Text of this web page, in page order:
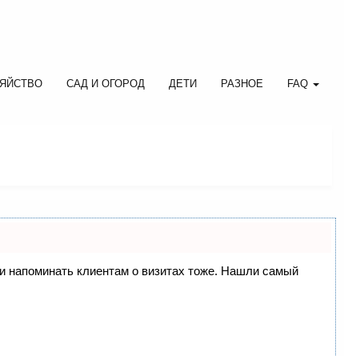
САД И ОГОРОД ДЕТИ РАЗНОЕ FAQ
напоминать клиентам о визитах тоже. Нашли самый